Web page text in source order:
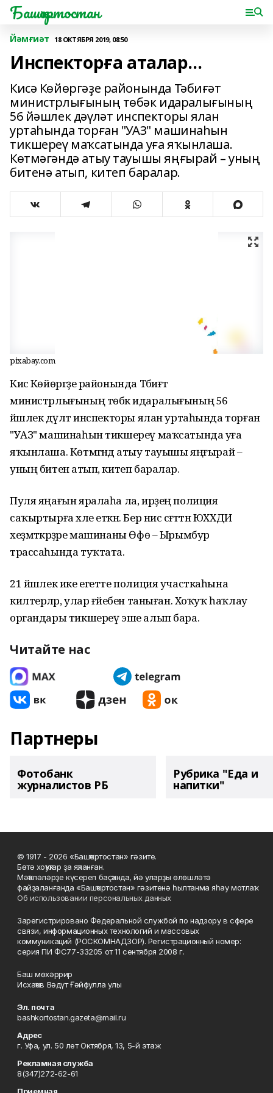
Башҡортостан
Йәмғиәт 18 ОКТЯБРЯ 2019, 08:50
Инспекторға аталар…
Кисә Көйөргәҙе районында Тәбиғәт
министрлығының төбәк идаралығының
56 йәшлек дәүләт инспекторы ялан
уртаһында торған "УАЗ" машинаһын
тикшереү маҡсатында уға яҡынлаша.
Көтмәгәндә атыу тауышы яңғырай – уның
битенә атып, китеп баралар.
pixabay.com
Кисә Көйөргәҙе районында Тәбиғәт
министрлығының төбәк идаралығының 56
йәшлек дәүләт инспекторы ялан уртаһында торған
"УАЗ" машинаһын тикшереү маҡсатында уға
яҡынлаша. Көтмәгәндә атыу тауышы яңғырай –
уның битенә атып, китеп баралар.
Пуля яңағын яралаһа ла, ирҙең полиция
саҡыртырға хәле еткән. Бер нисә сәғәттән ЮХХДИ
хеҙмәткәрҙәре машинаны Өфө – Ырымбур
трассаһында туҡтата.
21 йәшлек ике егетте полиция участкаһына
килтерәләр, улар ғәйебен таныған. Хоҡуҡ һаҡлау
органдары тикшереү эше алып бара.
Читайте нас
Партнеры
Фотобанк
журналистов РБ
Рубрика "Еда и
напитки"
© 1917 - 2026 «Башҡортостан» гәзите.
Бөтә хоҡуҡтар ҙа яҡланған.
Мәҡәләләрҙе күсереп баҫҡанда, йә уларҙы өлөшләтә
файҙаланғанда «Башҡортостан» гәзитенә һылтанма яһау мотлаҡ.
Об использовании персональных данных
Зарегистрировано Федеральной службой по надзору в сфере
связи, информационных технологий и массовых
коммуникаций (РОСКОМНАДЗОР). Регистрационный номер:
серия ПИ ФС77-33205 от 11 сентября 2008 г.
Баш мөхәррир
Исхаҡов Вәдүт Ғәйфулла улы
Эл. почта
bashkortostan.gazeta@mail.ru
Адрес
г. Уфа, ул. 50 лет Октября, 13, 5-й этаж
Рекламная служба
8(347)272-62-61